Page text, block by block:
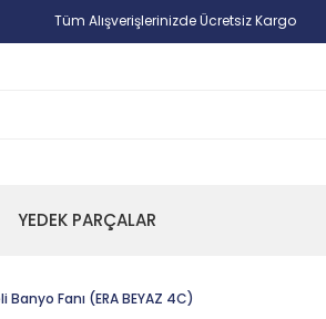
Tüm Alışverişlerinizde Ücretsiz Kargo
YEDEK PARÇALAR
Fanı (ERA BEYAZ 4C)